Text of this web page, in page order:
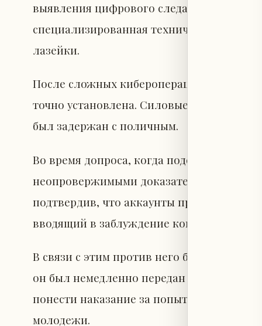
выявления цифрового следа
специализированная техническая
лазейки.
После сложных киберопераций и
точно установлена. Силовые структуры
был задержан с поличным.
Во время допроса, когда подозреваемый
неопровержимыми доказательствами, он
подтвердив, что аккаунты принадлежат
вводящий в заблуждение контент.
В связи с этим против него были
он был немедленно передан в
понести наказание за попытку
молодежи.